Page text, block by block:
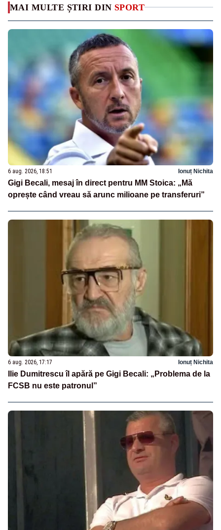
MAI MULTE ȘTIRI DIN SPORT
6 aug. 2026, 18:51 Ionuț Nichita
Gigi Becali, mesaj în direct pentru MM Stoica: „Mă
oprește când vreau să arunc milioane pe transferuri”
6 aug. 2026, 17:17 Ionuț Nichita
Ilie Dumitrescu îl apără pe Gigi Becali: „Problema de la
FCSB nu este patronul”